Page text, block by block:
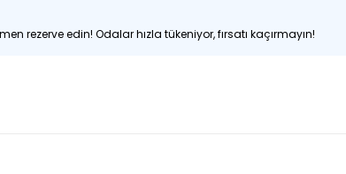
rezerve edin! Odalar hızla tükeniyor, fırsatı kaçırmayın!